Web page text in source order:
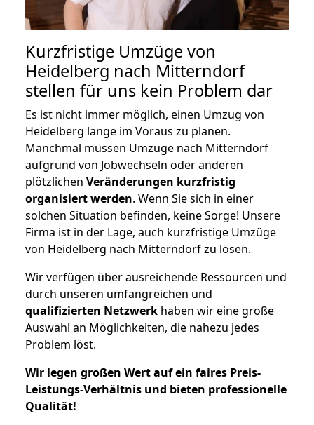
Kurzfristige Umzüge von
Heidelberg nach Mitterndorf
stellen für uns kein Problem dar
Es ist nicht immer möglich, einen Umzug von
Heidelberg lange im Voraus zu planen.
Manchmal müssen Umzüge nach Mitterndorf
aufgrund von Jobwechseln oder anderen
plötzlichen Veränderungen kurzfristig
organisiert werden. Wenn Sie sich in einer
solchen Situation befinden, keine Sorge! Unsere
Firma ist in der Lage, auch kurzfristige Umzüge
von Heidelberg nach Mitterndorf zu lösen.
Wir verfügen über ausreichende Ressourcen und
durch unseren umfangreichen und
qualifizierten Netzwerk haben wir eine große
Auswahl an Möglichkeiten, die nahezu jedes
Problem löst.
Wir legen großen Wert auf ein faires Preis-
Leistungs-Verhältnis und bieten professionelle
Qualität!